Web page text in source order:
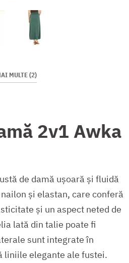
MULTE (2)
2v1 Awka
de damă ușoară și fluidă
și elastan, care conferă
și un aspect neted de
lată din talie poate fi
sunt integrate în
liniile elegante ale fustei.